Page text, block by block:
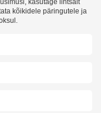
kõikidele päringutele ja